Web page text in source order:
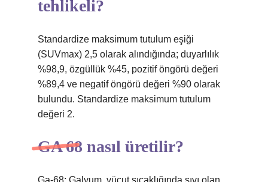
tehlikeli?
Standardize maksimum tutulum eşiği
(SUVmax) 2,5 olarak alındığında; duyarlılık
%98,9, özgüllük %45, pozitif öngörü değeri
%89,4 ve negatif öngörü değeri %90 olarak
bulundu. Standardize maksimum tutulum
değeri 2.
GA 68 nasıl üretilir?
Ga-68: Galyum, vücut sıcaklığında sıvı olan